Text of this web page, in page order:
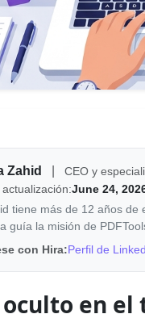
Zahid
CEO y
actualización:June 24,
tiene más de 12 años de
guía la misión de
con Hira:Perfil de
en